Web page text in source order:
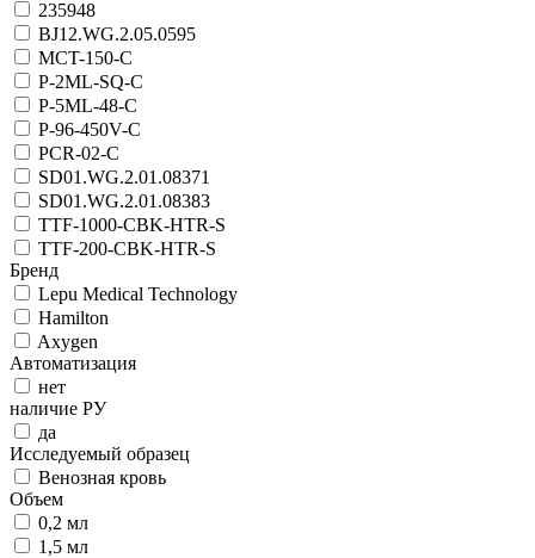
235948
BJ12.WG.2.05.0595
MCT-150-C
P-2ML-SQ-C
P-5ML-48-C
P-96-450V-C
PCR-02-C
SD01.WG.2.01.08371
SD01.WG.2.01.08383
TTF-1000-CBK-HTR-S
TTF-200-CBK-HTR-S
Бренд
Lepu Medical Technology
Hamilton
Axygen
Автоматизация
нет
наличие РУ
да
Исследуемый образец
Венозная кровь
Объем
0,2 мл
1,5 мл